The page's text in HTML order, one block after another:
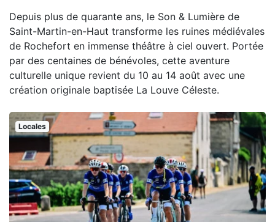
Depuis plus de quarante ans, le Son & Lumière de
Saint-Martin-en-Haut transforme les ruines médiévales
de Rochefort en immense théâtre à ciel ouvert. Portée
par des centaines de bénévoles, cette aventure
culturelle unique revient du 10 au 14 août avec une
création originale baptisée La Louve Céleste.
Locales